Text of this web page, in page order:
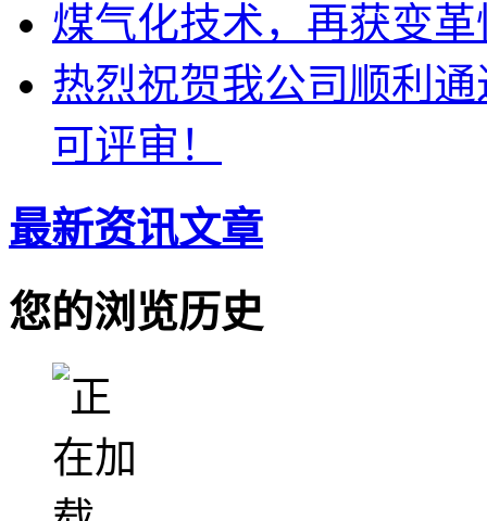
煤气化技术，再获变
热烈祝贺我公司顺利
可评审！
最新资讯文章
您的浏览历史